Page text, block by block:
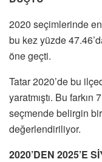
2020 seçimlerinde
bu kez yüzde
öne geçti.
Tatar 2020’de bu
yaratmıştı. Bu
seçmende belirgin
değerlendiriliyor.
2020’DEN 2025’E